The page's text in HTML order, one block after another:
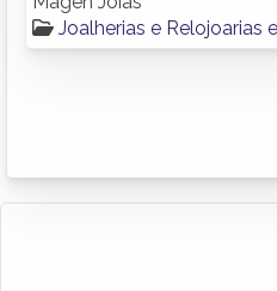
Joalherias e Relojoarias